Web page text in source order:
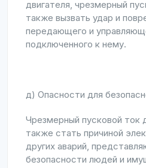
двигателя, чрезмерный
также вызвать удар и
передающего и
подключенного к нему.
д) Опасности для
Чрезмерный пусковой ток
также стать причиной
других аварий,
безопасности людей и